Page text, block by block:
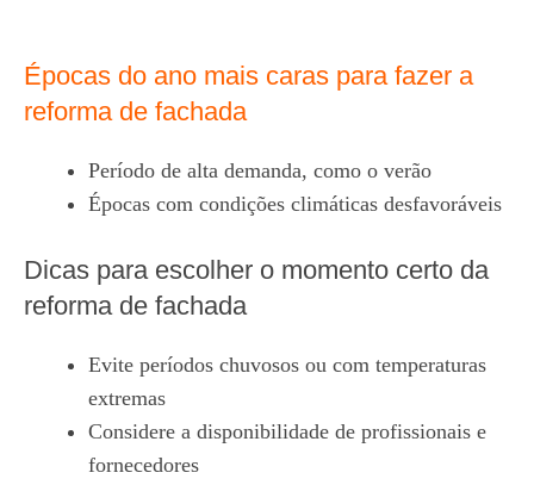
Épocas do ano mais caras para fazer a
reforma de fachada
Período de alta demanda, como o verão
Épocas com condições climáticas desfavoráveis
Dicas para escolher o momento certo da
reforma de fachada
Evite períodos chuvosos ou com temperaturas
extremas
Considere a disponibilidade de profissionais e
fornecedores